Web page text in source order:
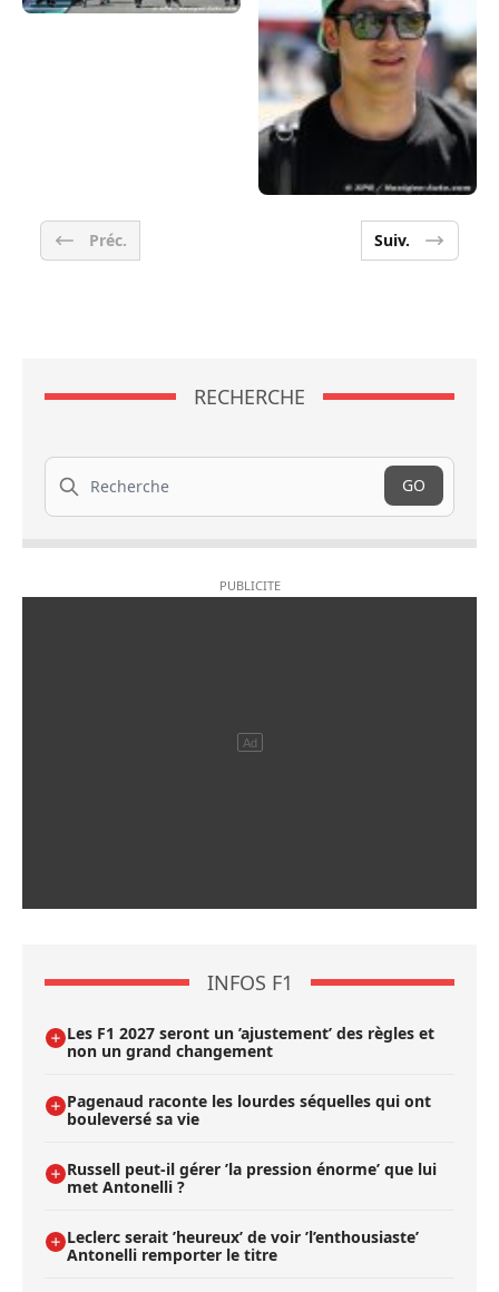
Préc. Suiv.
RECHERCHE
Recherche
GO
INFOS F1
Les F1 2027 seront un ’ajustement’ des règles et
non un grand changement
Pagenaud raconte les lourdes séquelles qui ont
bouleversé sa vie
Russell peut-il gérer ’la pression énorme’ que lui
met Antonelli ?
Leclerc serait ’heureux’ de voir ’l’enthousiaste’
Antonelli remporter le titre